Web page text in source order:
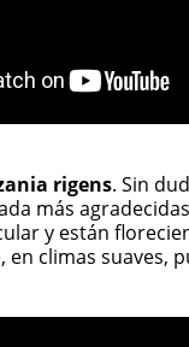
rigens. Sin
más
y están
climas suaves,